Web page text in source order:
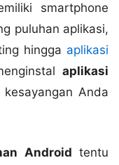
smartphone
puluhan aplikasi,
hingga aplikasi
aplikasi
Anda
Android tentu